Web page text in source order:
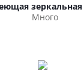
зеркальная
Много